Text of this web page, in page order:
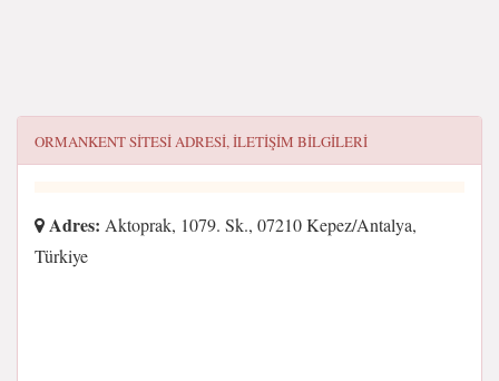
ORMANKENT SITESIADRESI, ILETIŞIM BILGILERI
Adres: Aktoprak, 1079. Sk., 07210 Kepez/Antalya,
Türkiye